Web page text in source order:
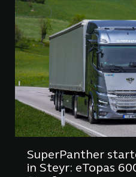
SuperPanther
in Steyr: eTopas